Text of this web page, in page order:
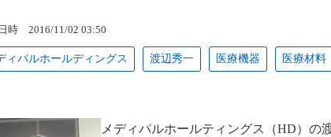
時 2016/11/02 03:50
ィパルホールディングス 渡辺秀一 医療機器 医療材料
メディパルホールティングス（HD）の